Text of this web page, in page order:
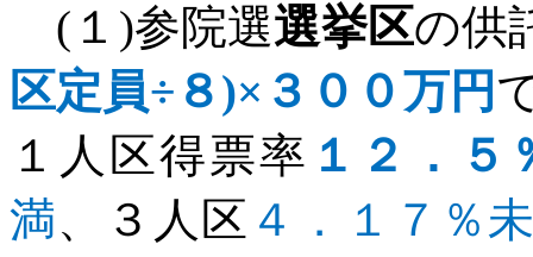
( １ )参院選選挙区の供
区定員÷８)×３００万円
１人区得票率 １２．５
満、３人区 ４．１７％